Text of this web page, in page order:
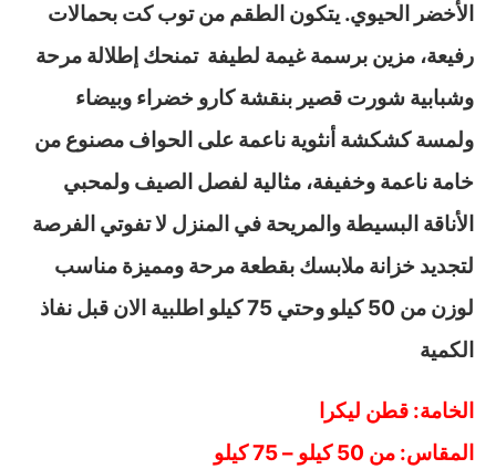
الأخضر الحيوي. يتكون الطقم من توب كت بحمالات
رفيعة، مزين برسمة غيمة لطيفة تمنحك إطلالة مرحة
وشبابية شورت قصير بنقشة كارو خضراء وبيضاء
ولمسة كشكشة أنثوية ناعمة على الحواف مصنوع من
خامة ناعمة وخفيفة، مثالية لفصل الصيف ولمحبي
الأناقة البسيطة والمريحة في المنزل لا تفوتي الفرصة
لتجديد خزانة ملابسك بقطعة مرحة ومميزة مناسب
لوزن من 50 كيلو وحتي 75 كيلو اطلبية الان قبل نفاذ
الكمية
الخامة: قطن ليكرا
المقاس: من 50 كيلو – 75 كيلو